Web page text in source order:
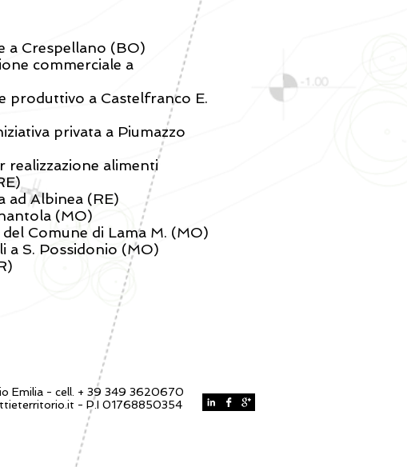
a Crespellano (BO)
commerciale a
produttivo a Castelfranco E.
privata a Piumazzo
realizzazione alimenti
ad Albinea (RE)
(MO)
Comune di Lama M. (MO)
a S. Possidonio (MO)
Emilia - cell. + 39 349 3620670
- P.I 01768850354